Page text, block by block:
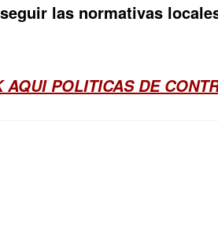
las normativas
AQUI POLITICAS DE